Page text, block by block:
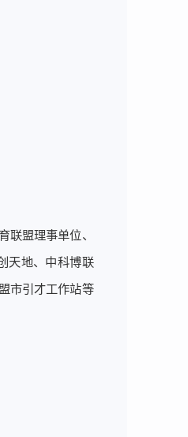
联盟理事单位、
天地、中科博联
市引才工作站等